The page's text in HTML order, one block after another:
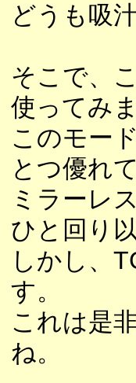
どうも吸
そこで、
使ってみ
このモー
とつ優れ
ミラーレ
ひと回り
しかし、
す。
これは是
ね。